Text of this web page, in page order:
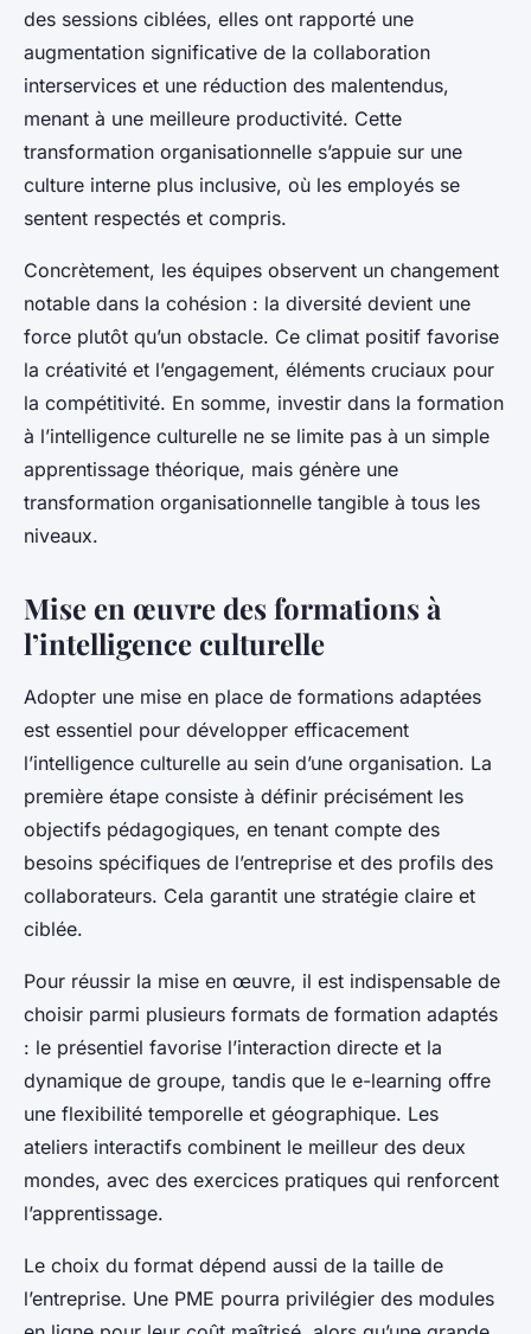
des sessions ciblées, elles ont rapporté une
augmentation significative de la collaboration
interservices et une réduction des malentendus,
menant à une meilleure productivité. Cette
transformation organisationnelle s’appuie sur une
culture interne plus inclusive, où les employés se
sentent respectés et compris.
Concrètement, les équipes observent un changement
notable dans la cohésion : la diversité devient une
force plutôt qu’un obstacle. Ce climat positif favorise
la créativité et l’engagement, éléments cruciaux pour
la compétitivité. En somme, investir dans la formation
à l’intelligence culturelle ne se limite pas à un simple
apprentissage théorique, mais génère une
transformation organisationnelle tangible à tous les
niveaux.
Mise en œuvre des formations à
l’intelligence culturelle
Adopter une mise en place de formations adaptées
est essentiel pour développer efficacement
l’intelligence culturelle au sein d’une organisation. La
première étape consiste à définir précisément les
objectifs pédagogiques, en tenant compte des
besoins spécifiques de l’entreprise et des profils des
collaborateurs. Cela garantit une stratégie claire et
ciblée.
Pour réussir la mise en œuvre, il est indispensable de
choisir parmi plusieurs formats de formation adaptés
: le présentiel favorise l’interaction directe et la
dynamique de groupe, tandis que le e-learning offre
une flexibilité temporelle et géographique. Les
ateliers interactifs combinent le meilleur des deux
mondes, avec des exercices pratiques qui renforcent
l’apprentissage.
Le choix du format dépend aussi de la taille de
l’entreprise. Une PME pourra privilégier des modules